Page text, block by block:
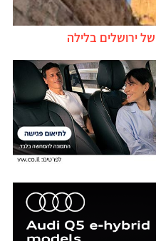
ירושלים בלילה